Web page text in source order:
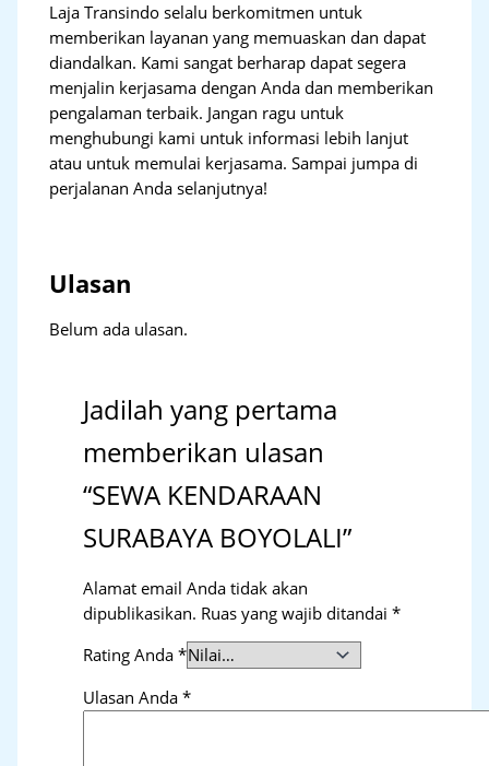
Laja Transindo selalu berkomitmen untuk
memberikan layanan yang memuaskan dan dapat
diandalkan. Kami sangat berharap dapat segera
menjalin kerjasama dengan Anda dan memberikan
pengalaman terbaik. Jangan ragu untuk
menghubungi kami untuk informasi lebih lanjut
atau untuk memulai kerjasama. Sampai jumpa di
perjalanan Anda selanjutnya!
Ulasan
Belum ada ulasan.
Jadilah yang pertama
memberikan ulasan
“SEWA KENDARAAN
SURABAYA BOYOLALI”
Alamat email Anda tidak akan
dipublikasikan. Ruas yang wajib ditandai*
Rating Anda*
Ulasan Anda*